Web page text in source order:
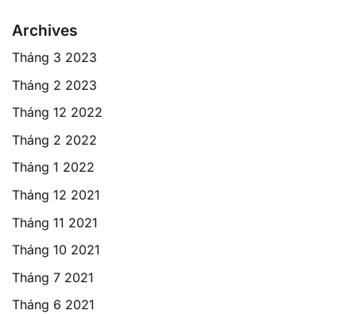
Archives
Tháng 3 2023
Tháng 2 2023
Tháng 12 2022
Tháng 2 2022
Tháng 1 2022
Tháng 12 2021
Tháng 11 2021
Tháng 10 2021
Tháng 7 2021
Tháng 6 2021